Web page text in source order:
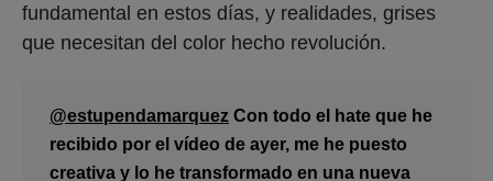
fundamental en estos días, y realidades, grises
que necesitan del color hecho revolución.
@estupendamarquez Con todo el hate que he
recibido por el vídeo de ayer, me he puesto
creativa y lo he transformado en una nueva